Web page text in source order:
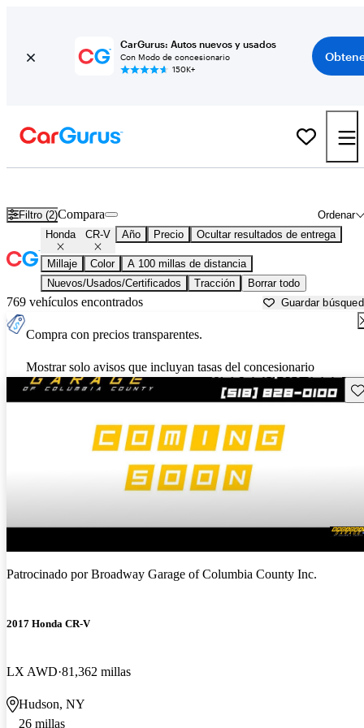
CarGurus: Autos nuevos y usados
Con Modo de concesionario
150K+
Filtro (2) Ordenar
Compara
Honda CR-V Año Precio Ocultar resultados de entrega
Millaje Color
A 100 millas de distancia
Nuevos/Usados/Certificados
Tracción Borrar todo
769 vehículos encontrados Guardar
Compra con precios transparentes.
Mostrar solo avisos que incluyan tasas del concesionario
Patrocinado porBroadway Garage of Columbia County Inc.
2017 Honda CR-V
LX AWD 81,362 millas
Hudson, NY
26 millas